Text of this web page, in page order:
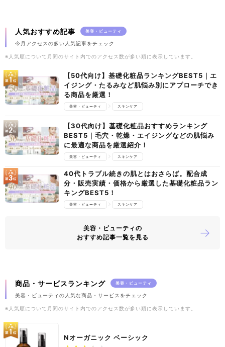
人気おすすめ記事 美容・ビューティ
今月アクセスの多い人気記事をチェック
※人気順について月間のサイト内でのアクセス数が多い順に表示しています。
【50代向け】基礎化粧品ランキングBEST5｜エ
イジング・たるみなど肌悩み別にアプローチでき
る商品を厳選！
美容・ビューティ スキンケア
【30代向け】基礎化粧品おすすめランキング
BEST5｜毛穴・乾燥・エイジングなどの肌悩み
に最適な商品を厳選紹介！
美容・ビューティ スキンケア
40代トラブル続きの肌とはおさらば。配合成
分・販売実績・価格から厳選した基礎化粧品ラン
キングBEST5！
美容・ビューティ スキンケア
美容・ビューティの
おすすめ記事一覧を見る
商品・サービスランキング 美容・ビューティ
美容・ビューティの人気な商品・サービスをチェック
※人気順について月間のサイト内でのアクセス数が多い順に表示しています。
Nオーガニック ベーシック